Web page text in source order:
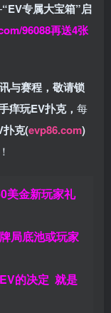
“EV专属大宝箱”启
96088再送4张
与赛程， 敬请锁
痒玩EV扑克， 每
扑克(evp86.com)
美金新玩家礼
局底池或玩家
的决定 就是